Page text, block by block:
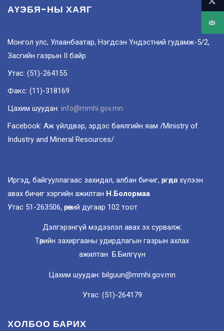
АҮЭБЯ-НЫ ХАЯГ
Монгол улс, Улаанбаатар, Нэгдсэн Үндэстний гудамж-5/2,
Засгийн газрын II байр
Утас: (51)-264155
Факс: (11)-318169
Цахим шуудан: info@mmhi.gov.mn
Facebook: Аж үйлдвэр, эрдэс баялгийн яам /Ministry of
Industry and Mineral Resources/
Иргэд, байгууллагаас захидал, албан бичиг, өргөдөл хүлээн
авах бичиг хэргийн ажилтан Н.Болормаа
Утас 51-263506, өрөөний дугаар 102 тоот
Дэлгэрэнгүй мэдээлэл авах эх сурвалж:
Төрийн захиргааны удирдлагын газрын ахлах
ажилтан Б.Билгүүн
Цахим шуудан: bilguun@mmhi.gov.mn
Утас: (51)-264179
ХОЛБОО БАРИХ